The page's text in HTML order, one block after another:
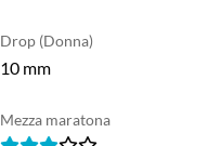
Drop (Donna)
10 mm
Mezza maratona